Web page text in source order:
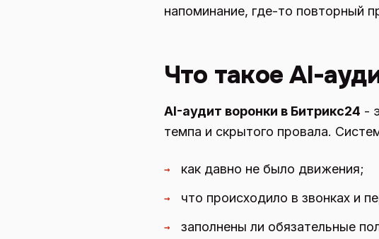
напоминание, где-то повторный
Что такое AI-
AI-аудит воронки в Битрикс24 -
темпа и скрытого провала.
→ как давно не было движения;
→ что происходило в звонках и
→ заполнены ли обязательные